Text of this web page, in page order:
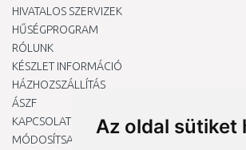
Az oldal sütiket
HIVATALOS SZERVIZEK
HŰSÉGPROGRAM
RÓLUNK
KÉSZLET INFORMÁCIÓ
HÁZHOZSZÁLLÍTÁS
ÁSZF
KAPCSOLAT
MÓDOSÍTSA A COOKIE-BEÁLLÍTÁSAIMAT